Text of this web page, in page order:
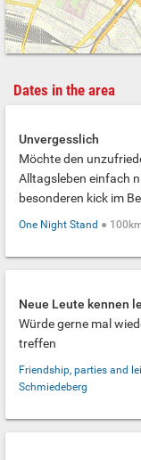
Dates in the area
Unvergesslich
Möchte den
Alltagsleben einfach
besonderen kick im
One Night Stand ●
Neue Leute kennen
Würde gerne mal
treffen
Friendship, parties and
Schmiedeberg